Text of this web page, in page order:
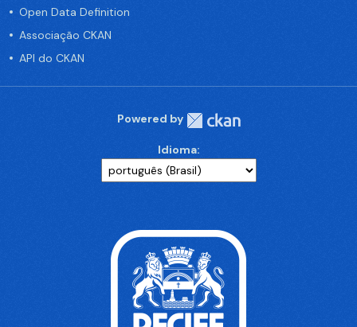
Open Data Definition
Associação CKAN
API do CKAN
Powered by
Idioma